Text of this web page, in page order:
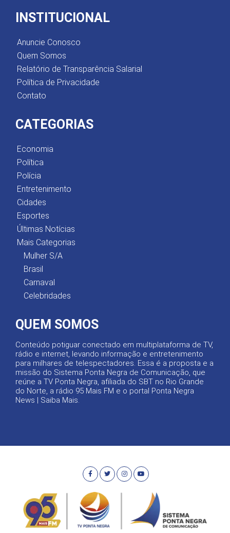
INSTITUCIONAL
Anuncie Conosco
Quem Somos
Relatório de Transparência Salarial
Política de Privacidade
Contato
CATEGORIAS
Economia
Política
Polícia
Entretenimento
Cidades
Esportes
Últimas Notícias
Mais Categorias
Mulher S/A
Brasil
Carnaval
Celebridades
QUEM SOMOS
Conteúdo potiguar conectado em multiplataforma de TV,
rádio e internet, levando informação e entretenimento
para milhares de telespectadores. Essa é a proposta e a
missão do Sistema Ponta Negra de Comunicação, que
reúne a TV Ponta Negra, afiliada do SBT no Rio Grande
do Norte, a rádio 95 Mais FM e o portal Ponta Negra
News | Saiba Mais.